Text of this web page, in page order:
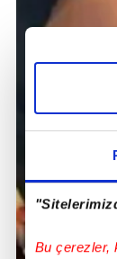
Bu çerezler,